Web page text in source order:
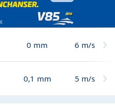
0 mm 6 m/s
0,1 mm 5 m/s